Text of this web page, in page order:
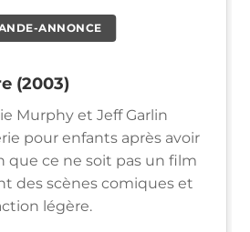
ANNONCE
(2003)
Murphy et Jeff Garlin
pour enfants après avoir
que ce ne soit pas un film
des scènes comiques et
légère.